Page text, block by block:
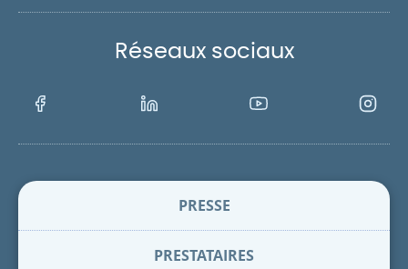
Réseaux sociaux
Facebook LinkedIn Youtube
PRESSE
PRESTATAIRES